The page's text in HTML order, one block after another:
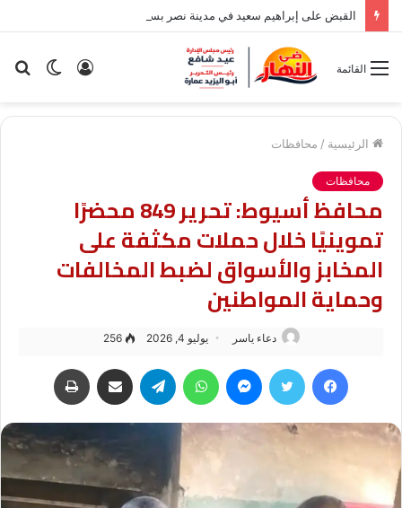
القبض على إبراهيم سعيد في مدينة نصر بسبب قضية نفقة
الوضع تسجيل
القائمة
الرئيسية / محافظات
محافظات
محافظ أسيوط: تحرير 849 محضرًا
تموينيًا خلال حملات مكثفة على
المخابز والأسواق لضبط المخالفات
وحماية المواطنين
دعاء ياسر يوليو 4, 2026 256
فيسبوك تويتر ماسنجر واتساب تيلقرام مشاركة عبر البريد